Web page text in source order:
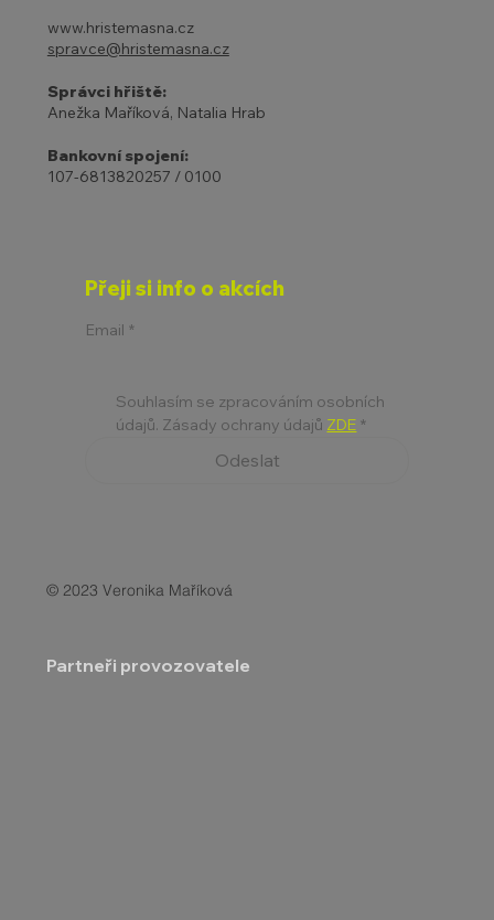
www.hristemasna.cz
spravce@hristemasna.cz
Správci hřiště:
Anežka Maříková, Natalia Hrab
Bankovní spojení:
107-6813820257 / 0100
Přeji si info o akcích
Email *
Souhlasím se zpracováním osobních
údajů. Zásady ochrany údajů ZDE *
Odeslat
© 2023 Veronika Maříková
Partneři provozovatele